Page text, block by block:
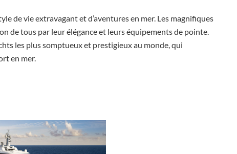
de vie extravagant et d’aventures en mer. Les magnifiques
de tous par leur élégance et leurs équipements de pointe.
les plus somptueux et prestigieux au monde, qui
en mer.